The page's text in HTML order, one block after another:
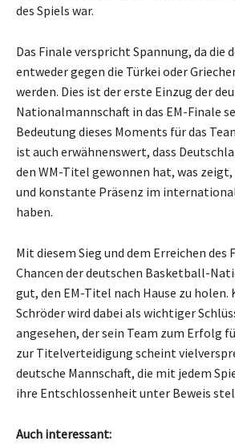
des Spiels war.
Das Finale verspricht Spannung, da die
entweder gegen die Türkei oder
werden. Dies ist der erste Einzug der
Nationalmannschaft in das EM-Finale
Bedeutung dieses Moments für das
ist auch erwähnenswert, dass
den WM-Titel gewonnen hat, was zeigt,
und konstante Präsenz im
haben.
Mit diesem Sieg und dem Erreichen des
Chancen der deutschen Basketball-
gut, den EM-Titel nach Hause zu holen.
Schröder wird dabei als wichtiger
angesehen, der sein Team zum Erfolg
zur Titelverteidigung scheint
deutsche Mannschaft, die mit jedem
ihre Entschlossenheit unter Beweis
Auch interessant: